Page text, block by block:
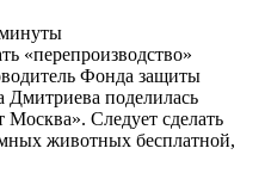
«перепроизводство»
Фонда защиты
Дмитриева поделилась
Следует сделать
животных бесплатной,